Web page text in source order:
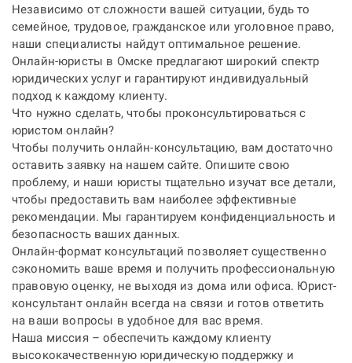
Независимо от сложности вашей ситуации, будь то
семейное, трудовое, гражданское или уголовное право,
наши специалисты найдут оптимальное решение.
Онлайн-юристы в Омске предлагают широкий спектр
юридических услуг и гарантируют индивидуальный
подход к каждому клиенту.
Что нужно сделать, чтобы проконсультироваться с
юристом онлайн?
Чтобы получить онлайн-консультацию, вам достаточно
оставить заявку на нашем сайте. Опишите свою
проблему, и наши юристы тщательно изучат все детали,
чтобы предоставить вам наиболее эффективные
рекомендации. Мы гарантируем конфиденциальность и
безопасность ваших данных.
Онлайн-формат консультаций позволяет существенно
сэкономить ваше время и получить профессиональную
правовую оценку, не выходя из дома или офиса. Юрист-
консультант онлайн всегда на связи и готов ответить
на ваши вопросы в удобное для вас время.
Наша миссия – обеспечить каждому клиенту
высококачественную юридическую поддержку и